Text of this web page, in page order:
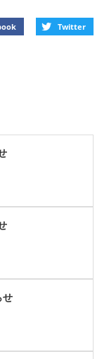
Twitter
せ